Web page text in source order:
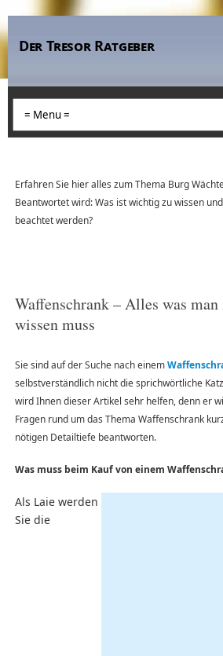
Der Tresor Ratgeber
Erfahren Sie hier alles zum Thema Burg
Beantwortet wird: Was ist wichtig zu wissen
beachtet werden?
Waffenschrank – Alles was
wissen muss
Sie sind auf der Suche nach einem
selbstverständlich nicht die sprichwörtliche
wird Ihnen dieser Artikel sehr helfen, denn er
Fragen rund um das Thema Waffenschrank
nötigen Detailtiefe beantworten.
Was muss beim Kauf von einem
Als Laie werden
Sie die